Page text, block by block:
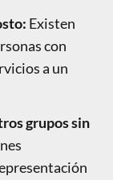
Existen
con
a un
grupos sin